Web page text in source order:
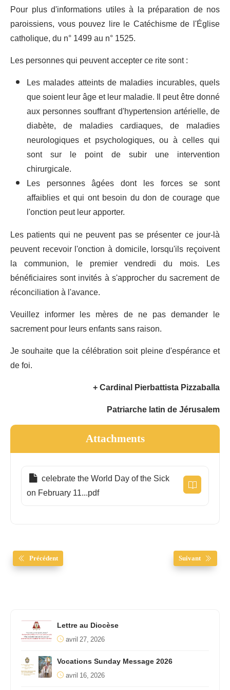
Pour plus d'informations utiles à la préparation de nos
paroissiens, vous pouvez lire le Catéchisme de l'Église
catholique, du n° 1499 au n° 1525.
Les personnes qui peuvent accepter ce rite sont :
Les malades atteints de maladies incurables, quels
que soient leur âge et leur maladie. Il peut être donné
aux personnes souffrant d'hypertension artérielle, de
diabète, de maladies cardiaques, de maladies
neurologiques et psychologiques, ou à celles qui
sont sur le point de subir une intervention
chirurgicale.
Les personnes âgées dont les forces se sont
affaiblies et qui ont besoin du don de courage que
l'onction peut leur apporter.
Les patients qui ne peuvent pas se présenter ce jour-là
peuvent recevoir l'onction à domicile, lorsqu'ils reçoivent
la communion, le premier vendredi du mois. Les
bénéficiaires sont invités à s'approcher du sacrement de
réconciliation à l'avance.
Veuillez informer les mères de ne pas demander le
sacrement pour leurs enfants sans raison.
Je souhaite que la célébration soit pleine d'espérance et
de foi.
+ Cardinal Pierbattista Pizzaballa
Patriarche latin de Jérusalem
Attachments
celebrate the World Day of the Sick
on February 11...pdf
Précédent Suivant
Lettre au Diocèse
avril 27, 2026
Vocations Sunday Message 2026
avril 16, 2026